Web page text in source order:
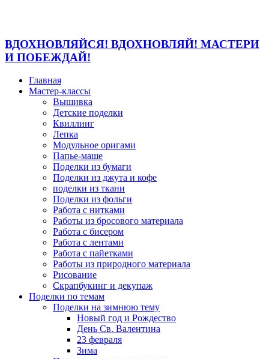
ВДОХНОВЛЯЙСЯ! ВДОХНОВЛЯЙ! МАСТЕРИ
И ПОБЕЖДАЙ!
Главная
Мастер-классы
Вышивка
Детские поделки
Квиллинг
Лепка
Модульное оригами
Папье-маше
Поделки из бумаги
Поделки из джута и кофе
поделки из ткани
Поделки из фольги
Работа с нитками
Работы из бросового материала
Работа с бисером
Работа с лентами
Работа с пайетками
Работы из природного материала
Рисование
Скрапбукинг и декупаж
Поделки по темам
Поделки на зимнюю тему
Новый год и Рождество
День Св. Валентина
23 февраля
Зима